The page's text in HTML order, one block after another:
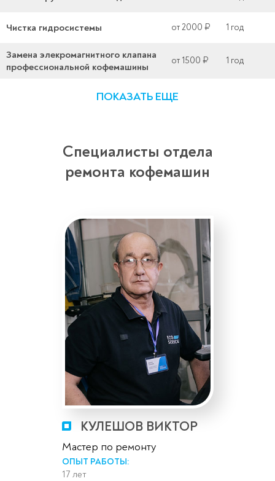
Чистка гидросистемы от 2000 ₽ 1 год
Замена элекромагнитного клапана
профессиональной кофемашины
от 1500 ₽ 1 год
ПОКАЗАТЬ ЕЩЕ
Специалисты отдела
ремонта кофемашин
КУЛЕШОВ ВИКТОР
Мастер по ремонту
ОПЫТ РАБОТЫ:
17 лет